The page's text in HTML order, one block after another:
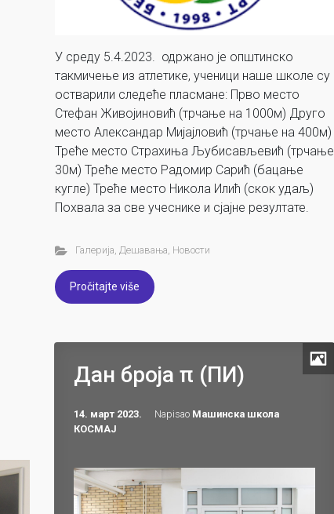
У среду 5.4.2023. одржано је општинско
такмичење из атлетике, ученици наше школе су
остварили следеће пласмане: Прво место
Стефан Живојиновић (трчање на 1000м) Друго
место Александар Мијајловић (трчање на 400м)
Треће место Страхиња Љубисављевић (трчање
30м) Треће место Радомир Сарић (бацање
кугле) Треће место Никола Илић (скок удаљ)
Похвала за све учеснике и сјајне резултате.
Галерија, Дешавања, Новости
Pročitajte više
Дан броја π (ПИ)
14. март 2023. Napisao Машинска школа
КОСМАЈ